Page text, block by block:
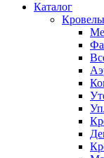
Каталог